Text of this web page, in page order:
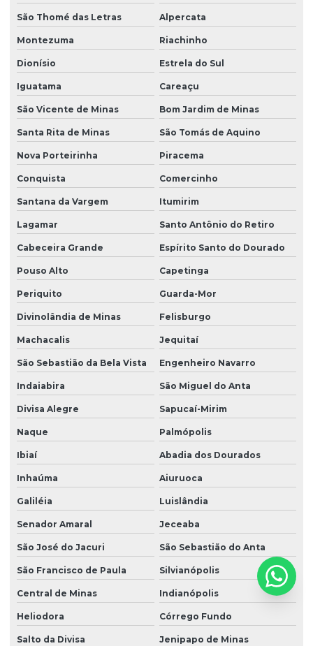
São Thomé das Letras Alpercata
Montezuma Riachinho
Dionísio Estrela do Sul
Iguatama Careaçu
São Vicente de Minas Bom Jardim de Minas
Santa Rita de Minas São Tomás de Aquino
Nova Porteirinha Piracema
Conquista Comercinho
Santana da Vargem Itumirim
Lagamar Santo Antônio do Retiro
Cabeceira Grande Espírito Santo do Dourado
Pouso Alto Capetinga
Periquito Guarda-Mor
Divinolândia de Minas Felisburgo
Machacalis Jequitaí
São Sebastião da Bela Vista Engenheiro Navarro
Indaiabira São Miguel do Anta
Divisa Alegre Sapucaí-Mirim
Naque Palmópolis
Ibiaí Abadia dos Dourados
Inhaúma Aiuruoca
Galiléia Luislândia
Senador Amaral Jeceaba
São José do Jacuri São Sebastião do Anta
São Francisco de Paula Silvianópolis
Central de Minas Indianópolis
Heliodora Córrego Fundo
Salto da Divisa Jenipapo de Minas